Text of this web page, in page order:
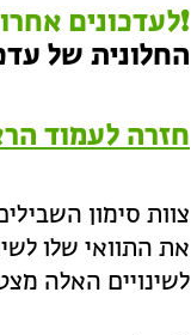
❗לעדכונים
החלונית של
חזרה לעמוד
צוות סימון
את התוואי שלו
לשינויים האלה